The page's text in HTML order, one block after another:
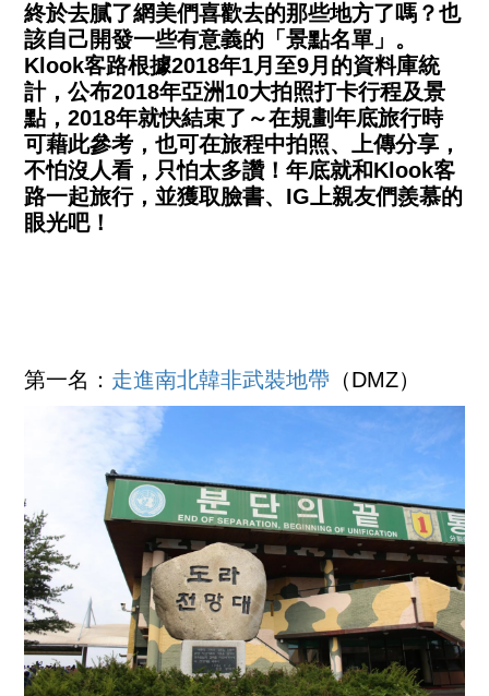
終於去膩了網美們喜歡去的那些地方了嗎？也
該自己開發一些有意義的「景點名單」。
Klook客路根據2018年1月至9月的資料庫統
計，公布2018年亞洲10大拍照打卡行程及景
點，2018年就快結束了～在規劃年底旅行時
可藉此參考，也可在旅程中拍照、上傳分享，
不怕沒人看，只怕太多讚！年底就和Klook客
路一起旅行，並獲取臉書、IG上親友們羨慕的
眼光吧！
第一名： 走進南北韓非武裝地帶 （DMZ）